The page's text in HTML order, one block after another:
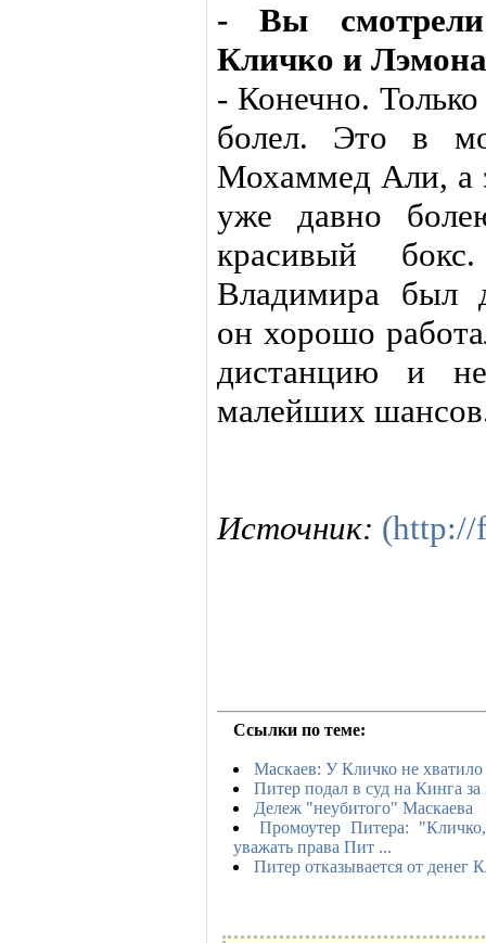
- Вы смотрели
Кличко и
- Конечно.
болел. Это в
Мохаммед Али, а
уже давно
красивый
Владимира был
он хорошо
дистанцию и
малейших
Источник: (http://
Ссылки по теме:
Маскаев: У Кличко не хватило
Питер подал в суд на Кинга
Дележ "неубитого" Маскаева
Промоутер Питера:
уважать права Пит ...
Питер отказывается от денег